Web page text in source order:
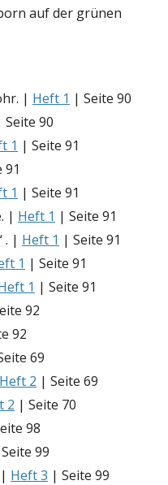
auf der grünen
| Heft 1 | Seite 90
Seite 90
1 | Seite 91
91
1 | Seite 91
| Heft 1 | Seite 91
. | Heft 1 | Seite 91
1 | Seite 91
1 | Seite 91
92
92
69
Heft 2 | Seite 69
2 | Seite 70
98
99
Heft 3 | Seite 99